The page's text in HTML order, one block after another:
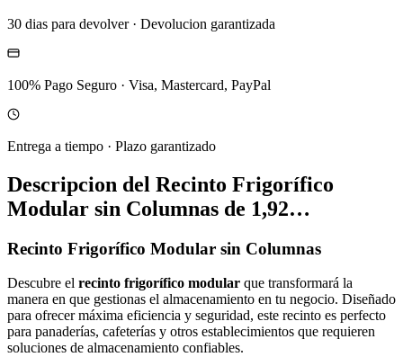
30 dias para devolver· Devolucion garantizada
100% Pago Seguro · Visa, Mastercard, PayPal
Entrega a tiempo · Plazo garantizado
Descripcion del Recinto Frigorífico
Modular sin Columnas de 1,92…
Recinto Frigorífico Modular sin Columnas
Descubre el recinto frigorífico modular que transformará la
manera en que gestionas el almacenamiento en tu negocio. Diseñado
para ofrecer máxima eficiencia y seguridad, este recinto es perfecto
para panaderías, cafeterías y otros establecimientos que requieren
soluciones de almacenamiento confiables.